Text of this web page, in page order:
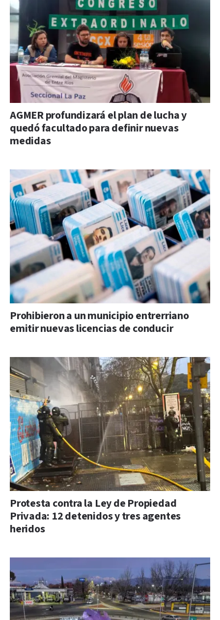
AGMER profundizará el plan de lucha y
quedó facultado para definir nuevas
medidas
Prohibieron a un municipio entrerriano
emitir nuevas licencias de conducir
Protesta contra la Ley de Propiedad
Privada: 12 detenidos y tres agentes
heridos